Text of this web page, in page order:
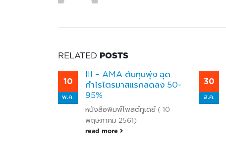
RELATED POSTS
10
พ.ค.
III – AMA ต้นทุนพุ่ง ฉุด
กำไรไตรมาสแรกลดลง 50-
95%
หนังสือพิมพ์โพสต์ทูเดย์ ( 10
พฤษภาคม 2561)
read more
30
ส.ค.